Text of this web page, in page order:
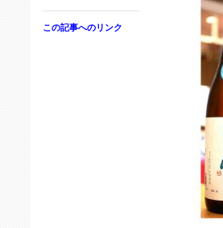
この記事へのリンク